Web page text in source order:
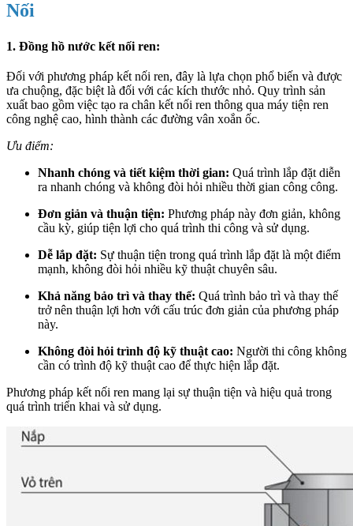
Nối
1. Đồng hồ nước kết nối ren:
Đối với phương pháp kết nối ren, đây là lựa chọn phổ biến và được
ưa chuộng, đặc biệt là đối với các kích thước nhỏ. Quy trình sản
xuất bao gồm việc tạo ra chân kết nối ren thông qua máy tiện ren
công nghệ cao, hình thành các đường vân xoắn ốc.
Ưu điểm:
Nhanh chóng và tiết kiệm thời gian: Quá trình lắp đặt diễn
ra nhanh chóng và không đòi hỏi nhiều thời gian công công.
Đơn giản và thuận tiện: Phương pháp này đơn giản, không
cầu kỳ, giúp tiện lợi cho quá trình thi công và sử dụng.
Dễ lắp đặt: Sự thuận tiện trong quá trình lắp đặt là một điểm
mạnh, không đòi hỏi nhiều kỹ thuật chuyên sâu.
Khả năng bảo trì và thay thế: Quá trình bảo trì và thay thế
trở nên thuận lợi hơn với cấu trúc đơn giản của phương pháp
này.
Không đòi hỏi trình độ kỹ thuật cao: Người thi công không
cần có trình độ kỹ thuật cao để thực hiện lắp đặt.
Phương pháp kết nối ren mang lại sự thuận tiện và hiệu quả trong
quá trình triển khai và sử dụng.